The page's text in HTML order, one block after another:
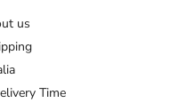
us
Time